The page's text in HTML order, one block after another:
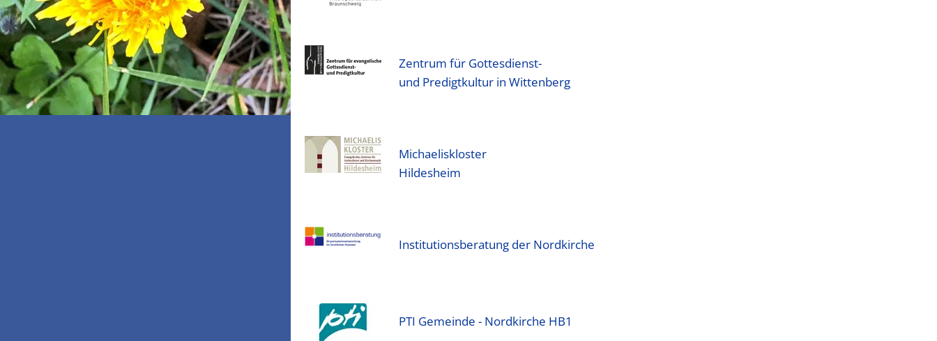
Zentrum für Gottesdienst-
und Predigtkultur in Wittenberg
Michaeliskloster
Hildesheim
Institutionsberatung der Nordkirche
PTI Gemeinde - Nordkirche HB1